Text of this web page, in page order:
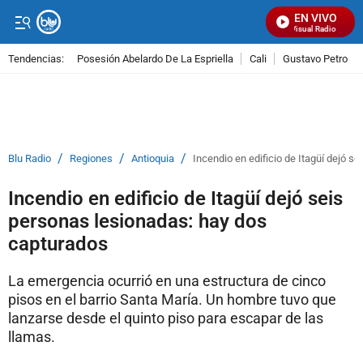
EN VIVO
Señal Visual Radio
Tendencias: Posesión Abelardo De La Espriella Cali Gustavo Petro
Blu Radio / Regiones / Antioquia / Incendio en edificio de Itagüí dejó
Incendio en edificio de Itagüí dejó seis
personas lesionadas: hay dos
capturados
La emergencia ocurrió en una estructura de cinco
pisos en el barrio Santa María. Un hombre tuvo que
lanzarse desde el quinto piso para escapar de las
llamas.